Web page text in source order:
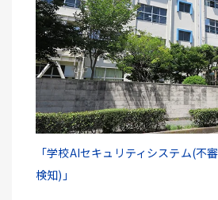
「学校AIセキュリティシステム(不
検知)」